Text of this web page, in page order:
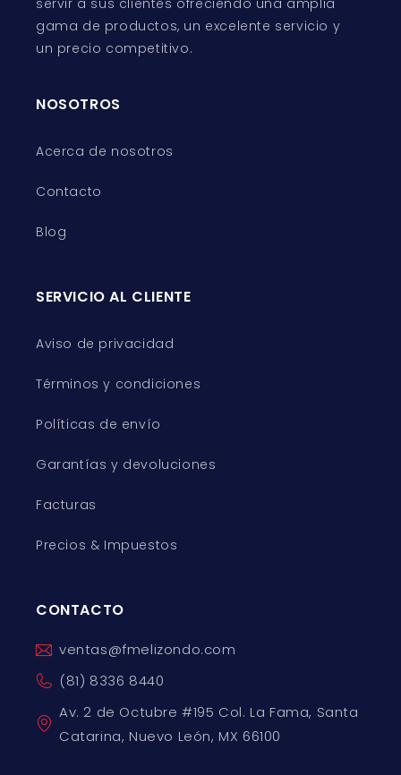
servir a sus clientes ofreciendo una amplia
gama de productos, un excelente servicio y
un precio competitivo.
NOSOTROS
Acerca de nosotros
Contacto
Blog
SERVICIO AL CLIENTE
Aviso de privacidad
Términos y condiciones
Políticas de envío
Garantías y devoluciones
Facturas
Precios & Impuestos
CONTACTO
ventas@fmelizondo.com
(81) 8336 8440
Av. 2 de Octubre #195 Col. La Fama, Santa
Catarina, Nuevo León, MX 66100